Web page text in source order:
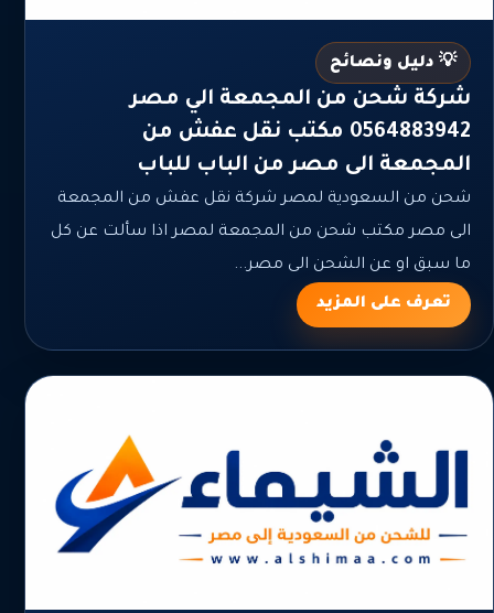
💡 دليل ونصائح
شركة شحن من المجمعة الي مصر
0564883942 مكتب نقل عفش من
المجمعة الى مصر من الباب للباب
شحن من السعودية لمصر شركة نقل عفش من المجمعة
الى مصر مكتب شحن من المجمعة لمصر اذا سألت عن كل
ما سبق او عن الشحن الى مصر...
تعرف على المزيد